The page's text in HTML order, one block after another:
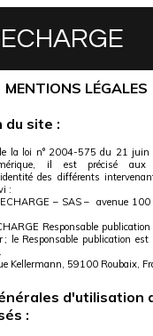
MENTIONS LÉGALES
du site :
la loi n° 2004-575 du 21 juin
il est précisé
des différents
:
– SAS – avenue
Responsable
; le Responsable publication
Kellermann, 59100 Roubaix,
d'utilisation
: